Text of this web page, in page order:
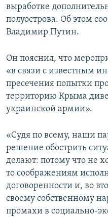
выработке
полуострова. Об этом
Владимир Путин.
Он пояснил, что
«в связи с известным
пресечения попытки
территорию Крыма
украинской армии».
«Судя по всему, наши
решение обострить
делают: потому что не
то соображениям
договоренности и, во
своему собственному
промахи в социально-